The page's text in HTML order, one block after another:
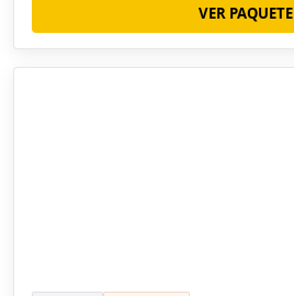
VER PAQUETE